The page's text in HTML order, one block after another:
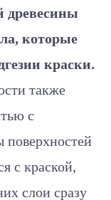
древесины
которые
краски.
также
с
с краской,
слои сразу